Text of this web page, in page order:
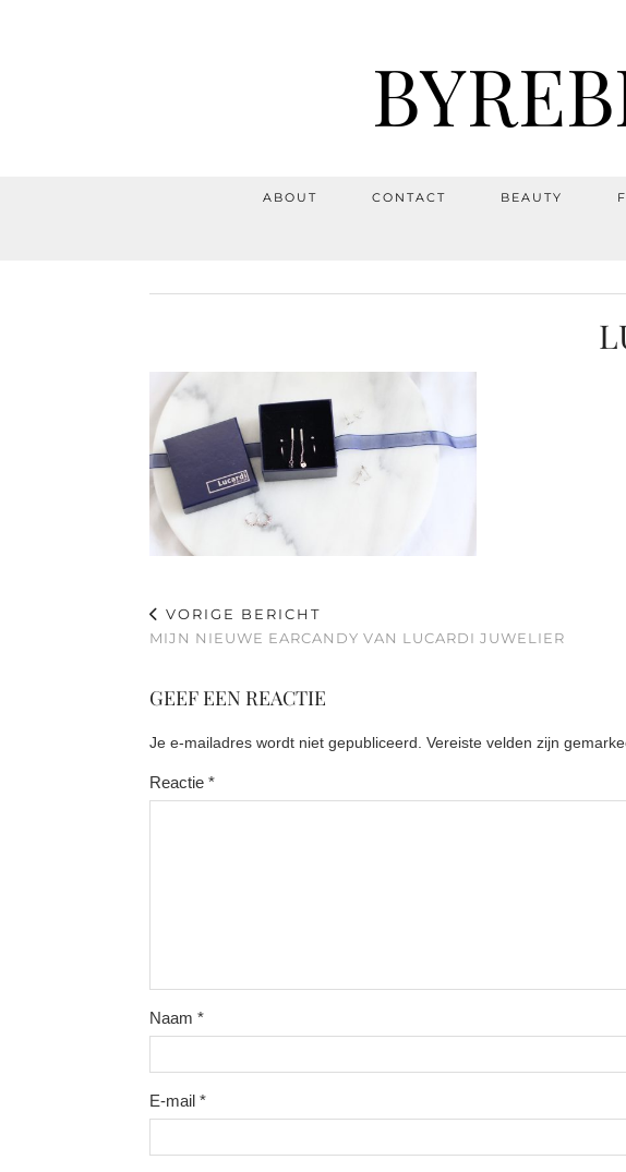
ABOUT CONTACT BEAUTY
VORIGE BERICHT
MIJN NIEUWE EARCANDY VAN LUCARDI JUWELIER
GEEF EEN REACTIE
Je e-mailadres wordt niet gepubliceerd. Vereiste velden zijn
Reactie *
Naam *
E-mail *